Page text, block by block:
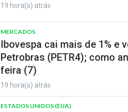
19 hora(s) atrás
MERCADOS
Ibovespa cai mais de 1% e
Petrobras (PETR4); como
feira (7)
19 hora(s) atrás
ESTADOS UNIDOS (EUA)